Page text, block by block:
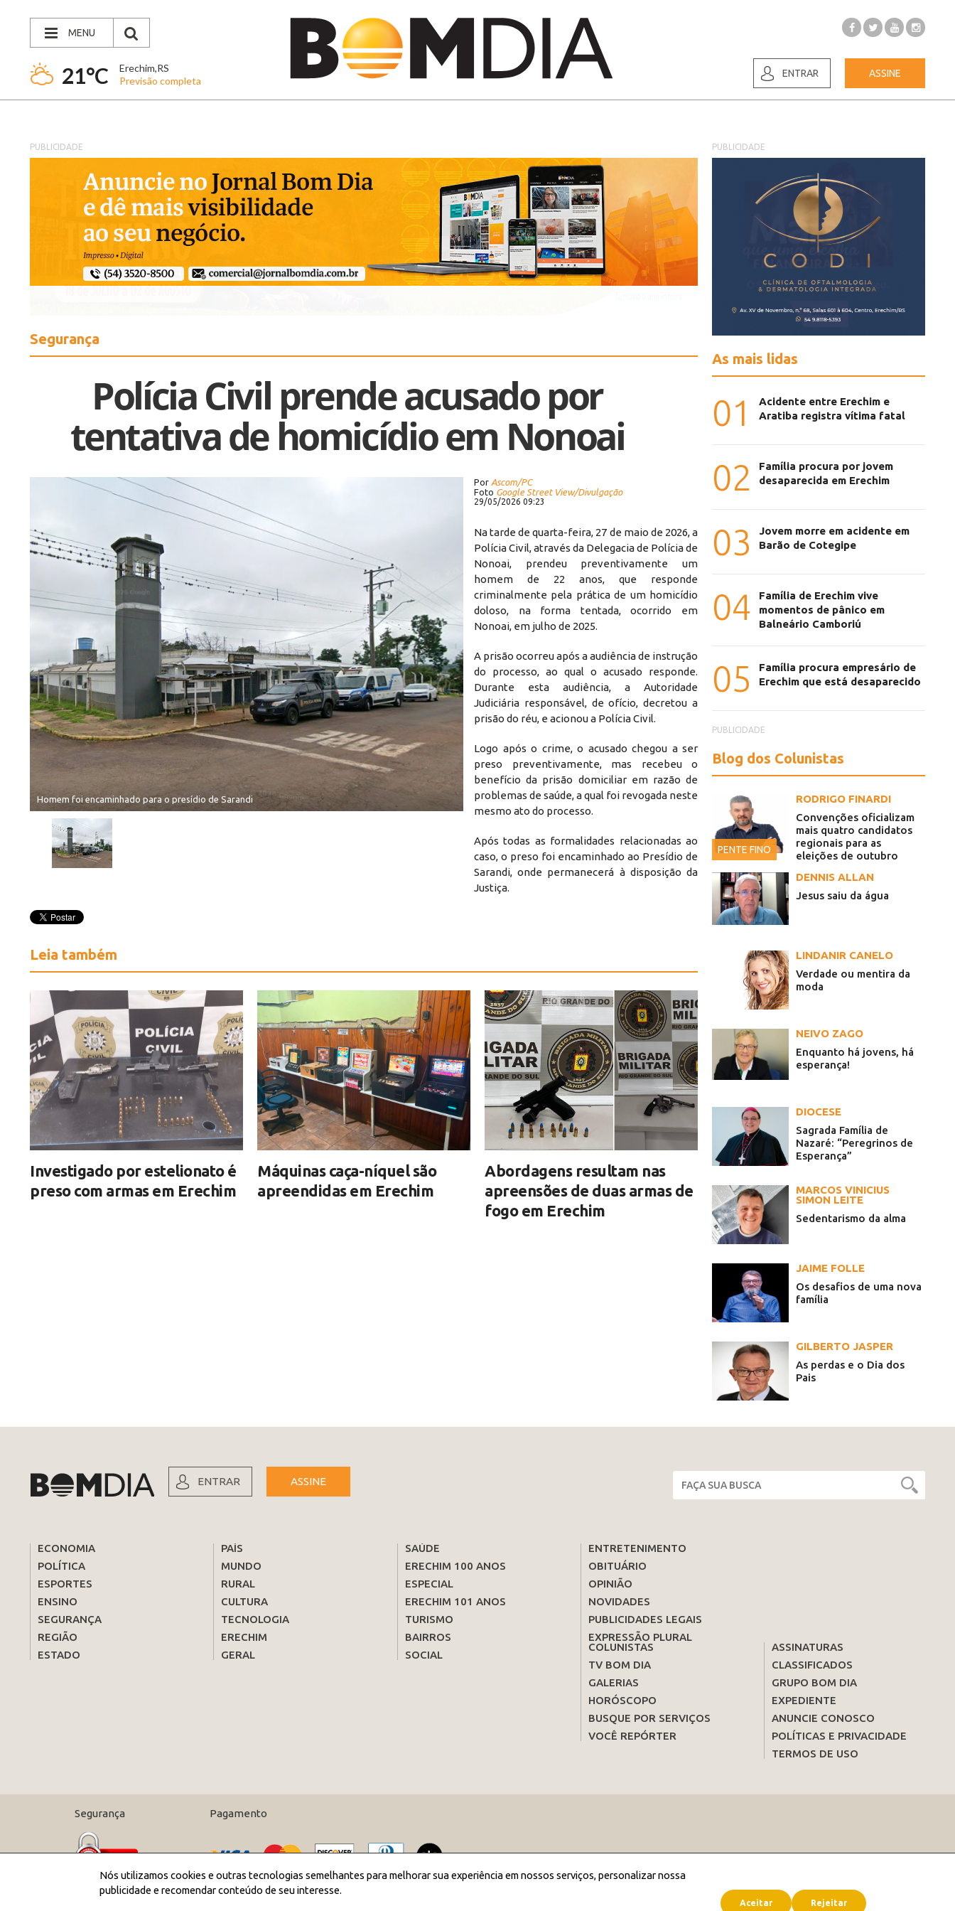
MENU
21°C
Erechim,RS
Previsão completa
ENTRAR ASSINE
PUBLICIDADE
Segurança
Polícia Civil prende acusado por
tentativa de homicídio em Nonoai
Homem foi encaminhado para o presídio de Sarandi
Por Ascom/PC
Foto Google Street View/Divulgação
29/05/2026 09:23
Na tarde de quarta-feira, 27 de maio de 2026, a
Polícia Civil, através da Delegacia de Polícia de
Nonoai, prendeu preventivamente um
homem de 22 anos, que responde
criminalmente pela prática de um homicídio
doloso, na forma tentada, ocorrido em
Nonoai, em julho de 2025.
A prisão ocorreu após a audiência de instrução
do processo, ao qual o acusado responde.
Durante esta audiência, a Autoridade
Judiciária responsável, de ofício, decretou a
prisão do réu, e acionou a Polícia Civil.
Logo após o crime, o acusado chegou a ser
preso preventivamente, mas recebeu o
benefício da prisão domiciliar em razão de
problemas de saúde, a qual foi revogada neste
mesmo ato do processo.
Após todas as formalidades relacionadas ao
caso, o preso foi encaminhado ao Presídio de
Sarandi, onde permanecerá à disposição da
Justiça.
Leia também
Investigado por estelionato é
preso com armas em Erechim
Máquinas caça-níquel são
apreendidas em Erechim
Abordagens resultam nas
apreensões de duas armas de
fogo em Erechim
PUBLICIDADE
As mais lidas
01
Acidente entre Erechim e
Aratiba registra vítima fatal
02
Família procura por jovem
desaparecida em Erechim
03
Jovem morre em acidente em
Barão de Cotegipe
04
Família de Erechim vive
momentos de pânico em
Balneário Camboriú
05
Família procura empresário de
Erechim que está desaparecido
PUBLICIDADE
Blog dos Colunistas
PENTE FINO
RODRIGO FINARDI
Convenções oficializam
mais quatro candidatos
regionais para as
eleições de outubro
DENNIS ALLAN
Jesus saiu da água
LINDANIR CANELO
Verdade ou mentira da
moda
NEIVO ZAGO
Enquanto há jovens, há
esperança!
DIOCESE
Sagrada Família de
Nazaré: “Peregrinos de
Esperança”
MARCOS VINICIUS
SIMON LEITE
Sedentarismo da alma
JAIME FOLLE
Os desafios de uma nova
família
GILBERTO JASPER
As perdas e o Dia dos
Pais
ENTRAR ASSINE
ECONOMIA
POLÍTICA
ESPORTES
ENSINO
SEGURANÇA
REGIÃO
ESTADO
PAÍS
MUNDO
RURAL
CULTURA
TECNOLOGIA
ERECHIM
GERAL
SAÚDE
ERECHIM 100 ANOS
ESPECIAL
ERECHIM 101 ANOS
TURISMO
BAIRROS
SOCIAL
ENTRETENIMENTO
OBITUÁRIO
OPINIÃO
NOVIDADES
PUBLICIDADES LEGAIS
EXPRESSÃO PLURAL
COLUNISTAS
TV BOM DIA
GALERIAS
HORÓSCOPO
BUSQUE POR SERVIÇOS
VOCÊ REPÓRTER
ASSINATURAS
CLASSIFICADOS
GRUPO BOM DIA
EXPEDIENTE
ANUNCIE CONOSCO
POLÍTICAS E PRIVACIDADE
TERMOS DE USO
Segurança Pagamento
Nós utilizamos cookies e outras tecnologias semelhantes para melhorar sua experiência em nossos serviços, personalizar nossa
publicidade e recomendar conteúdo de seu interesse.
Aceitar Rejeitar